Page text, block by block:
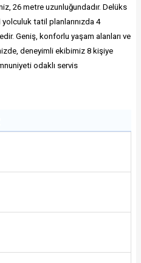
26 metre uzunluğundadır. Delüks
yolculuk tatil planlarınızda 4
Geniş, konforlu yaşam alanları ve
deneyimli ekibimiz 8 kişiye
odaklı servis